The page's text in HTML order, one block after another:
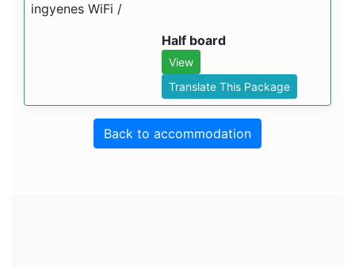
ingyenes WiFi /
Half board
View
Translate This Package
Back to accommodation